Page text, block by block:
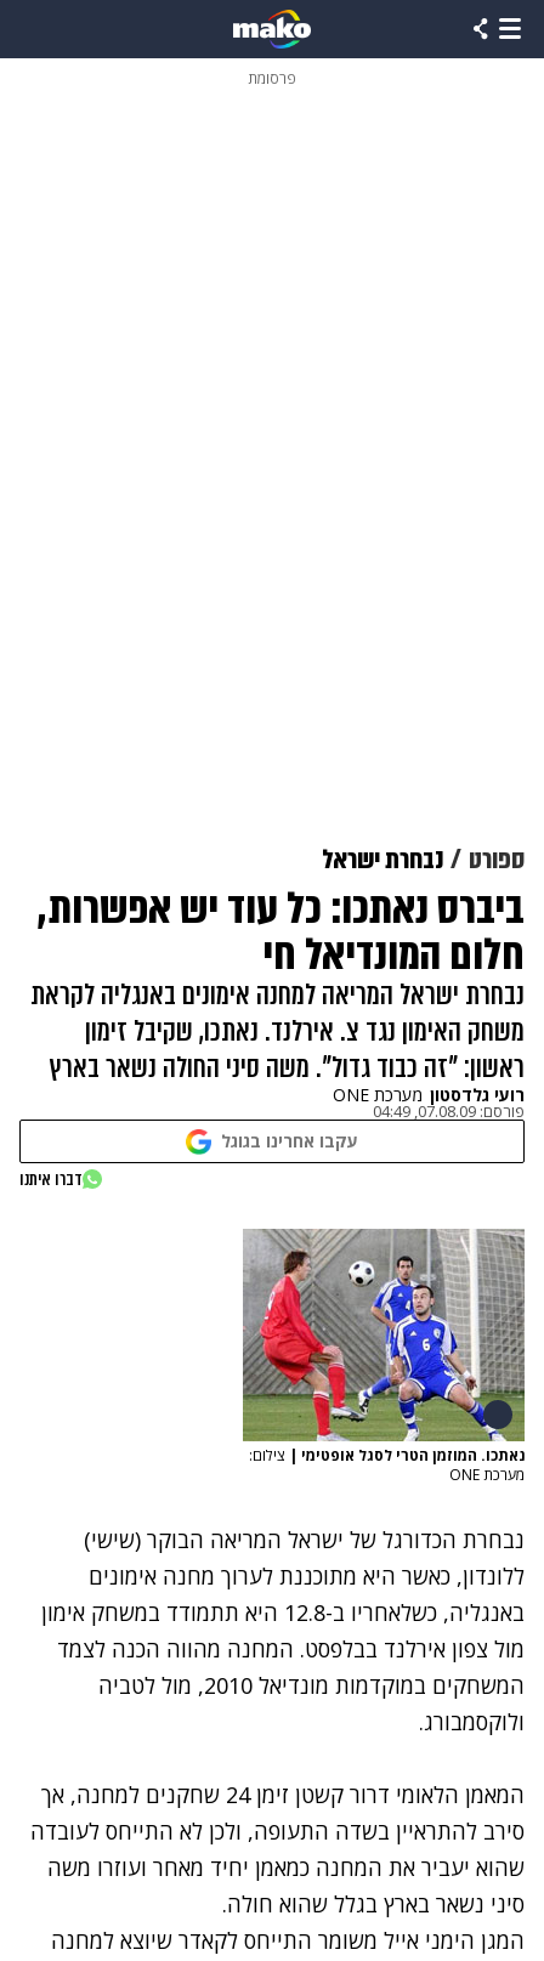
פרסומת
ספורט נבחרת ישראל
ביברס נאתכו: כל עוד יש אפשרות,
חלום המונדיאל חי
נבחרת ישראל המריאה למחנה אימונים באנגליה לקראת
משחק האימון נגד צ. אירלנד. נאתכו, שקיבל זימון
ראשון: "זה כבוד גדול". משה סיני החולה נשאר בארץ
רועי גלדסטון מערכת ONE
פורסם: 07.08.09, 04:49
עקבו אחרינו בגוגל
דברו איתנו
נאתכו. המוזמן הטרי לסגל אופטימי | צילום:
מערכת ONE
נבחרת הכדורגל של ישראל המריאה הבוקר (שישי)
ללונדון, כאשר היא מתוכננת לערוך מחנה אימונים
באנגליה, כשלאחריו ב-12.8 היא תתמודד במשחק אימון
מול צפון אירלנד בבלפסט. המחנה מהווה הכנה לצמד
המשחקים במוקדמות מונדיאל 2010, מול לטביה
ולוקסמבורג.
המאמן הלאומי דרור קשטן זימן 24 שחקנים למחנה, אך
סירב להתראיין בשדה התעופה, ולכן לא התייחס לעובדה
שהוא יעביר את המחנה כמאמן יחיד מאחר ועוזרו משה
סיני נשאר בארץ בגלל שהוא חולה.
המגן הימני אייל משומר התייחס לקאדר שיוצא למחנה